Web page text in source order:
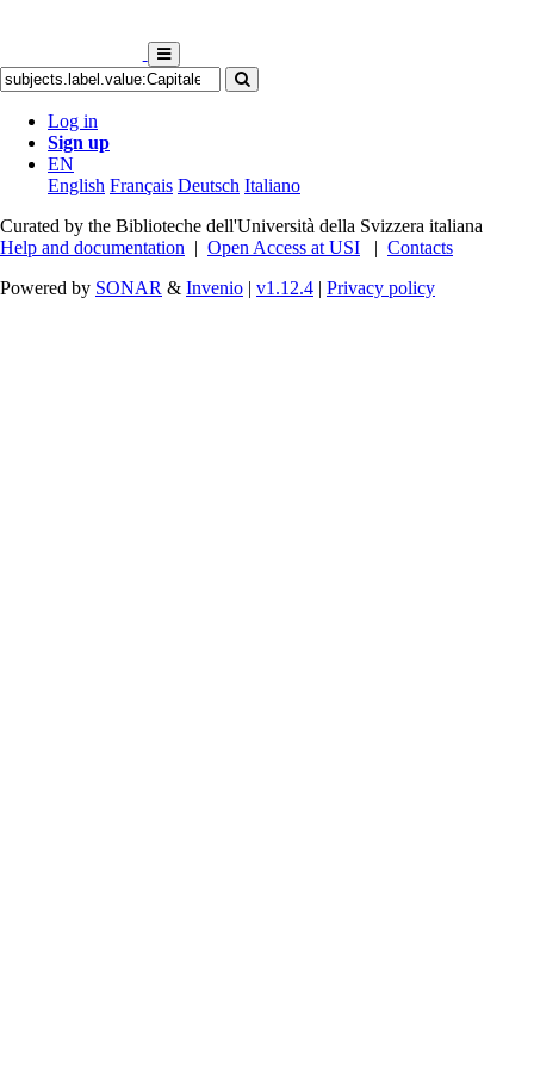
Log in
Sign up
EN
English Français Deutsch Italiano
Curated by the Biblioteche dell'Università della Svizzera italiana
Help and documentation | Open Access at USI | Contacts
Powered by SONAR & Invenio | v1.12.4 | Privacy policy